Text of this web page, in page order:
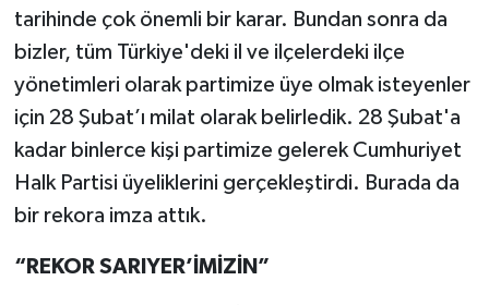
tarihinde çok önemli bir karar. Bundan sonra da
bizler, tüm Türkiye'deki il ve ilçelerdeki ilçe
yönetimleri olarak partimize üye olmak isteyenler
için 28 Şubat’ı milat olarak belirledik. 28 Şubat'a
kadar binlerce kişi partimize gelerek Cumhuriyet
Halk Partisi üyeliklerini gerçekleştirdi. Burada da
bir rekora imza attık.
“REKOR SARIYER’İMİZİN”